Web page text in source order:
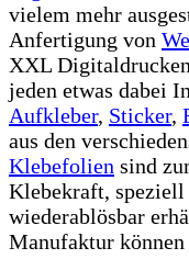
vielem mehr
Anfertigung von
XXL
jeden etwas dabei
Aufkleber, Sticker,
aus den
Klebefolien sind
Klebekraft, speziell
wiederablösbar
Manufaktur